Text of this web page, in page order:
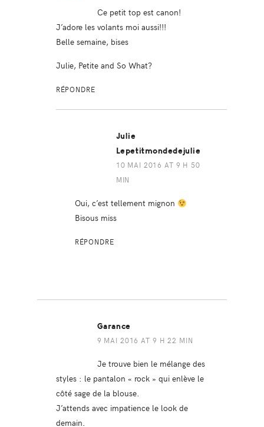
Ce petit top est canon!
J’adore les volants moi aussi!!!
Belle semaine, bises
Julie, Petite and So What?
RÉPONDRE
Julie
Lepetitmondedejulie
10 MAI 2016 AT 9 H 50
MIN
Oui, c’est tellement mignon
Bisous miss
RÉPONDRE
Garance
9 MAI 2016 AT 9 H 22 MIN
Je trouve bien le mélange des
styles : le pantalon « rock » qui enlève le
côté sage de la blouse.
J’attends avec impatience le look de
demain.